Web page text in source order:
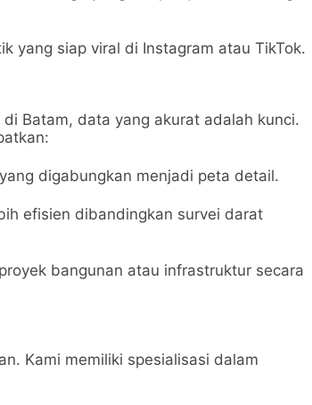
yang siap viral di Instagram atau TikTok.
Batam, data yang akurat adalah kunci.
digabungkan menjadi peta detail.
efisien dibandingkan survei darat
bangunan atau infrastruktur secara
Kami memiliki spesialisasi dalam